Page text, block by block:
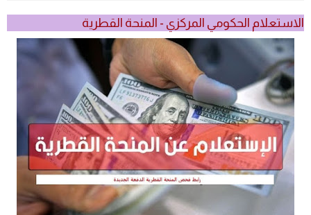
الاستعلام الحكومي المركزي - المنحة القطرية